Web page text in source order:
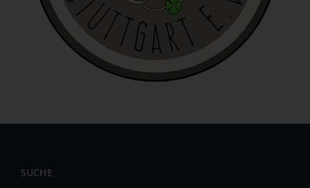
SUCHE
identifizierbar wird eine natürliche Person angesehen, die
direkt oder indirekt, insbesondere mittels Zuordnung zu
einer Kennung wie einem Namen, zu einer Kennnummer,
zu Standortdaten, zu einer Online-Kennung oder zu
einem oder mehreren besonderen Merkmalen, die
Ausdruck der physischen, physiologischen, genetischen,
werden kann.
Betroffene Person ist jede identifizierte oder